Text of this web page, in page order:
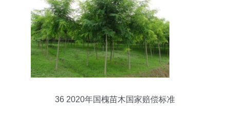
36 2020年国槐苗木国家赔偿标准